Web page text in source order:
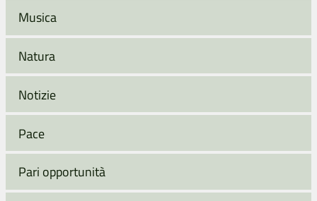
Musica
Natura
Notizie
Pace
Pari opportunità